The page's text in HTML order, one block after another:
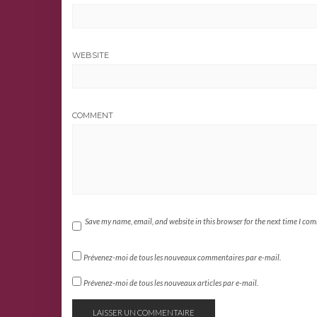
WEBSITE
COMMENT
Save my name, email, and website in this browser for the next time I
Prévenez-moi de tous les nouveaux commentaires par e-mail.
Prévenez-moi de tous les nouveaux articles par e-mail.